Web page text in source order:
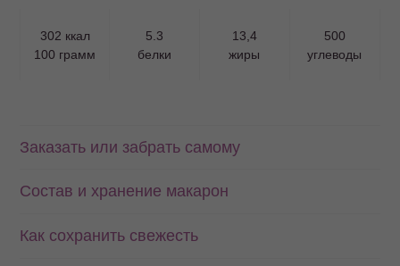
302 ккал
100 грамм
5.3
белки
13,4
жиры
500
углеводы
Заказать или забрать самому
Состав и хранение макарон
Как сохранить свежесть